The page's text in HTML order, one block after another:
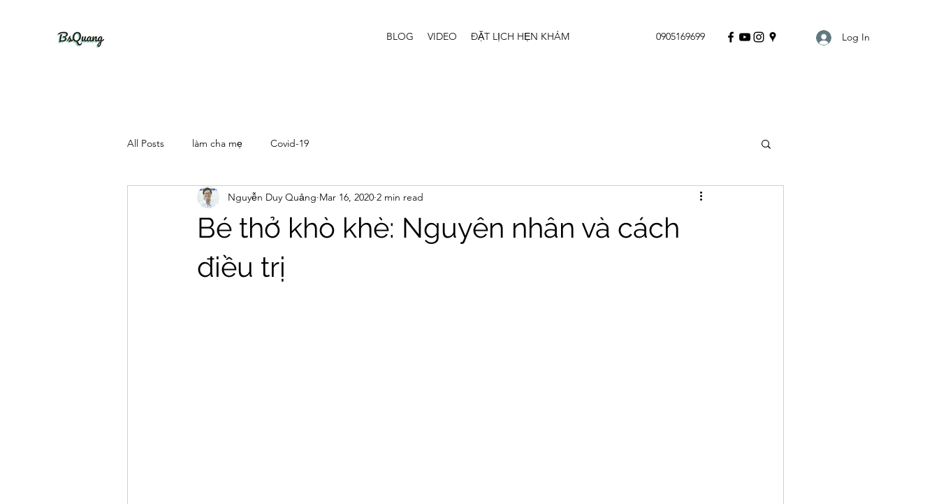
BLOG VIDEO ĐẶT LỊCH HẸN KHÁM 0905169699 Log In
All Posts làm cha mẹ Covid-19
Bé thở khò khè: Nguyên nhân và cách
điều trị
Nguyễn Duy Quảng Mar 16, 2020 2 min read